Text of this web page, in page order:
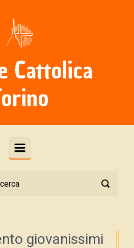
Cattolica
giovanissimi